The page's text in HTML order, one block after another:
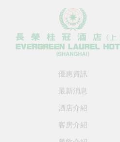
優惠資訊
最新消息
酒店介紹
客房介紹